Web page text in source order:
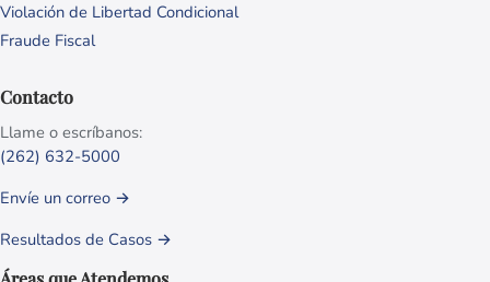
Violación de Libertad Condicional
Fraude Fiscal
Contacto
Llame o escríbanos:
(262) 632-5000
Envíe un correo →
Resultados de Casos →